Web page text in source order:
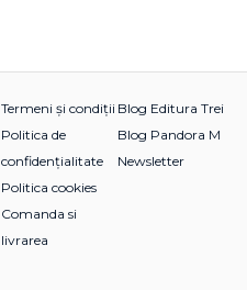
Termeni și condiții
Politica de
confidențialitate
Politica cookies
Comanda si
livrarea
Blog Editura Trei
Blog Pandora M
Newsletter